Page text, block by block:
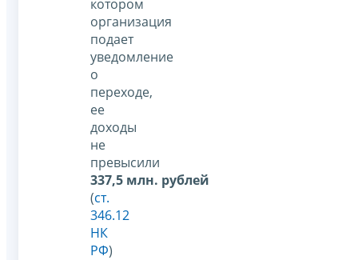
котором
организация
подает
уведомление
о
переходе,
ее
доходы
не
превысили
337,5 млн. рублей
(ст.
346.12
НК
РФ)